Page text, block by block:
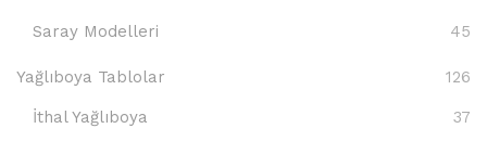
Saray Modelleri 45
Yağlıboya Tablolar 126
İthal Yağlıboya 37